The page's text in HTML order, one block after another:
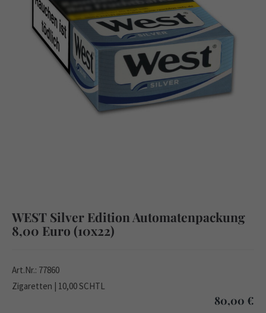
WEST Silver Edition Automatenpackung
8,00 Euro (10x22)
Art.Nr.: 77860
Zigaretten | 10,00 SCHTL
80,00 €